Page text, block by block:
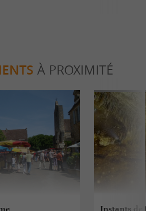
À PROXIMITÉ
Instants de